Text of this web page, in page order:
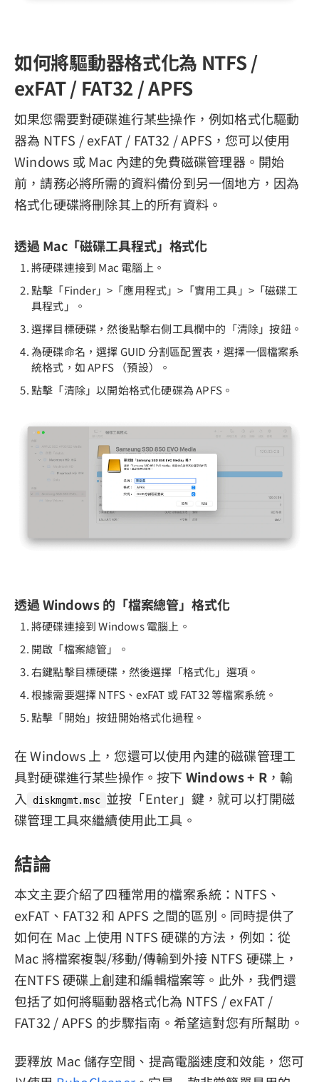
如何將驅動器格式化為 NTFS /
exFAT / FAT32 / APFS
如果您需要對硬碟進行某些操作，例如格式化驅動
器為 NTFS / exFAT / FAT32 / APFS，您可以使用
Windows 或 Mac 內建的免費磁碟管理器。開始
前，請務必將所需的資料備份到另一個地方，因為
格式化硬碟將刪除其上的所有資料。
透過 Mac「磁碟工具程式」格式化
將硬碟連接到 Mac 電腦上。
點擊「Finder」>「應用程式」>「實用工具」>「磁碟工
具程式」。
選擇目標硬碟，然後點擊右側工具欄中的「清除」按鈕。
為硬碟命名，選擇 GUID 分割區配置表，選擇一個檔案系
統格式，如 APFS （預設）。
點擊「清除」以開始格式化硬碟為 APFS。
透過 Windows 的「檔案總管」格式化
將硬碟連接到 Windows 電腦上。
開啟「檔案總管」。
右鍵點擊目標硬碟，然後選擇「格式化」選項。
根據需要選擇 NTFS、exFAT 或 FAT32 等檔案系統。
點擊「開始」按鈕開始格式化過程。
在 Windows 上，您還可以使用內建的磁碟管理工
具對硬碟進行某些操作。按下 Windows + R ，輸
入
diskmgmt.msc 並按「Enter」鍵，就可以打開磁
碟管理工具來繼續使用此工具。
結論
本文主要介紹了四種常用的檔案系統：NTFS、
exFAT、FAT32 和 APFS 之間的區別。同時提供了
如何在 Mac 上使用 NTFS 硬碟的方法，例如：從
Mac 將檔案複製/移動/傳輸到外接 NTFS 硬碟上，
在NTFS 硬碟上創建和編輯檔案等。此外，我們還
包括了如何將驅動器格式化為 NTFS / exFAT /
FAT32 / APFS 的步驟指南。希望這對您有所幫助。
要釋放 Mac 儲存空間、提高電腦速度和效能，您可